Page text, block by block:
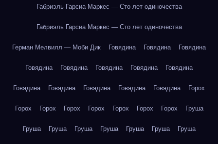
Габриэль Гарсиа Маркес — Сто лет одиночества
Габриэль Гарсиа Маркес — Сто лет одиночества
Герман Мелвилл — Моби Дик Говядина Говядина Говядина
Говядина Говядина Говядина Говядина Говядина
Говядина Говядина Говядина Говядина Говядина Горох
Горох Горох Горох Горох Горох Горох Горох Груша
Груша Груша Груша Груша Груша Груша Груша